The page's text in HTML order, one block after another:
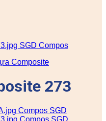
Composite
273